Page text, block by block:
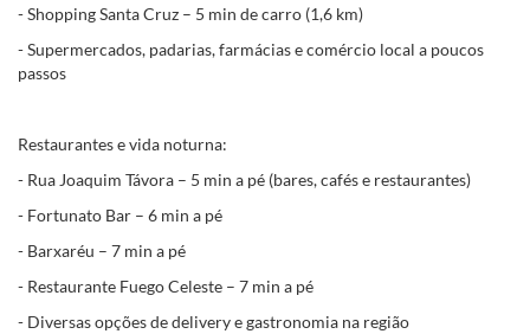
- Shopping Santa Cruz – 5 min de carro (1,6 km)
- Supermercados, padarias, farmácias e comércio local a poucos
passos
Restaurantes e vida noturna:
- Rua Joaquim Távora – 5 min a pé (bares, cafés e restaurantes)
- Fortunato Bar – 6 min a pé
- Barxaréu – 7 min a pé
- Restaurante Fuego Celeste – 7 min a pé
- Diversas opções de delivery e gastronomia na região